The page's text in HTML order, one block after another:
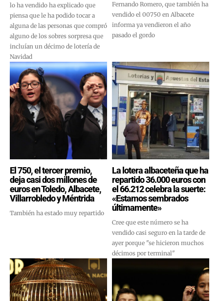
lo ha vendido ha explicado que
piensa que le ha podido tocar a
alguna de las personas que compró
alguno de los sobres sorpresa que
incluían un décimo de lotería de
Navidad
Fernando Romero, que también ha
vendido el 00750 en Albacete
informa ya vendieron el año
pasado el gordo
El 750, el tercer premio,
deja casi dos millones de
euros en Toledo, Albacete,
Villarrobledo y Méntrida
También ha estado muy repartido
La lotera albaceteña que ha
repartido 36.000 euros con
el 66.212 celebra la suerte:
«Estamos sembrados
últimamente»
Cree que este número se ha
vendido casi seguro en la tarde de
ayer porque "se hicieron muchos
décimos por terminal"